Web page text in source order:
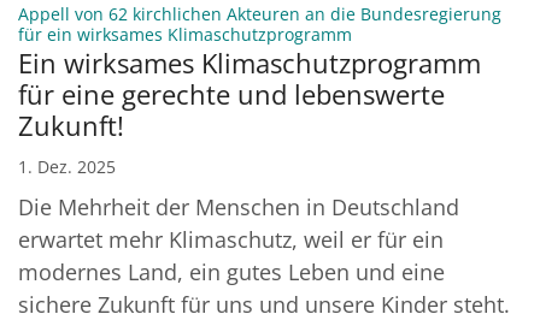
Appell von 62 kirchlichen Akteuren an die Bundesregierung
für ein wirksames Klimaschutzprogramm
Ein wirksames Klimaschutzprogramm
für eine gerechte und lebenswerte
Zukunft!
1. Dez. 2025
Die Mehrheit der Menschen in Deutschland
erwartet mehr Klimaschutz, weil er für ein
modernes Land, ein gutes Leben und eine
sichere Zukunft für uns und unsere Kinder steht.